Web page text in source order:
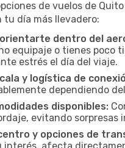
de vuelos de
día más llevadero:
dentro del
equipaje o tienes poco
estrés el día del viaje.
y logística de
dependiendo
disponibles:
evitando sorpresas
y opciones de